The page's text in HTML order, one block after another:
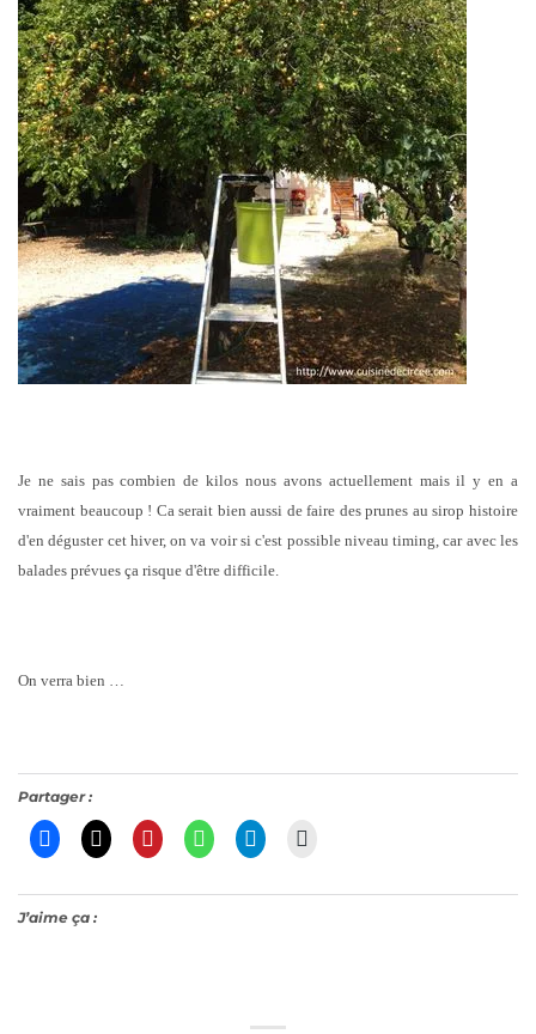
Je ne sais pas combien de kilos nous avons actuellement mais il y en a
vraiment beaucoup ! Ca serait bien aussi de faire des prunes au sirop histoire
d'en déguster cet hiver, on va voir si c'est possible niveau timing, car avec les
balades prévues ça risque d'être difficile.
On verra bien …
Partager :
J’aime ça :